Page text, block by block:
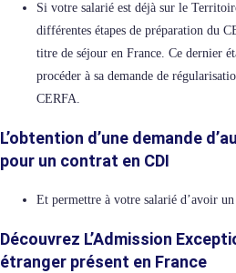
Si votre salarié est déjà sur le
différentes étapes de préparation du
titre de séjour en France. Ce dernier
procéder à sa demande de
CERFA.
L’obtention d’une demande
pour un contrat en CDI
Et permettre à votre salarié d’avoir
Découvrez L’Admission
étranger présent en France